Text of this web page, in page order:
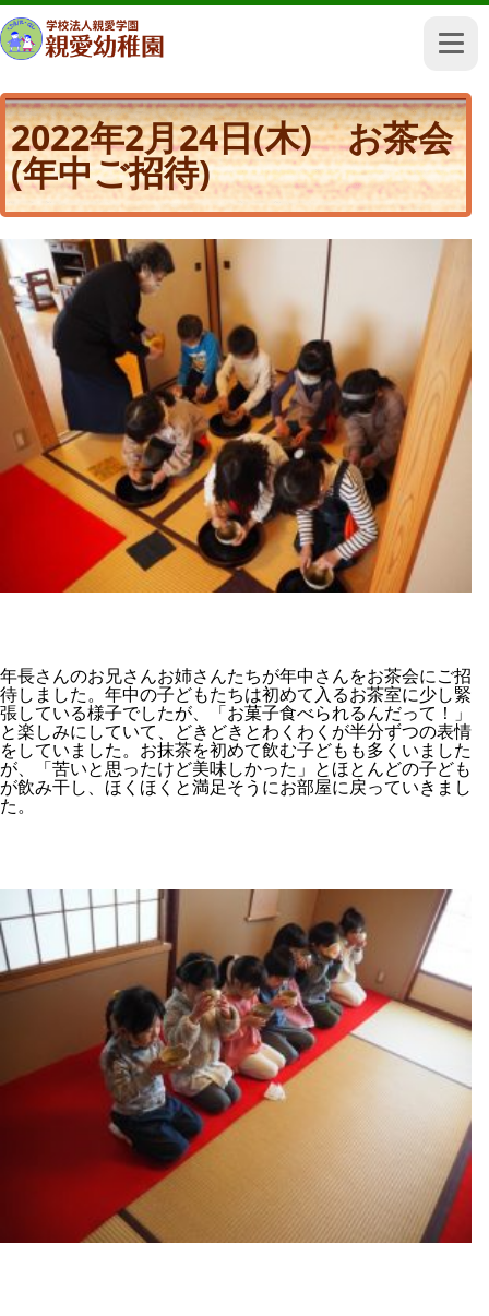
2022年2月24日(木) お茶会
(年中ご招待)
年長さんのお兄さんお姉さんたちが年中さんをお茶会にご招
待しました。年中の子どもたちは初めて入るお茶室に少し緊
張している様子でしたが、「お菓子食べられるんだって！」
と楽しみにしていて、どきどきとわくわくが半分ずつの表情
をしていました。お抹茶を初めて飲む子どもも多くいました
が、「苦いと思ったけど美味しかった」とほとんどの子ども
が飲み干し、ほくほくと満足そうにお部屋に戻っていきまし
た。